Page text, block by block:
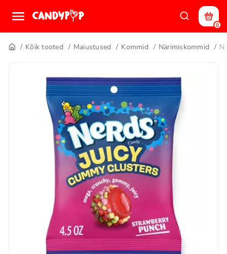
0
Kõik tooted Maiustused Kommid Närimiskommid